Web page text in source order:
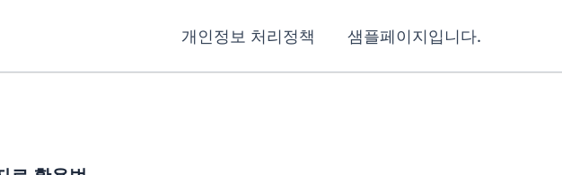
개인정보 처리정책 샘플페이지입니다.